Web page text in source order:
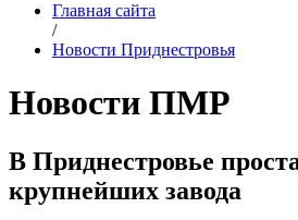
Главная сайта
/
Новости Приднестровья
Новости ПМР
В Приднестровье
крупнейших завода